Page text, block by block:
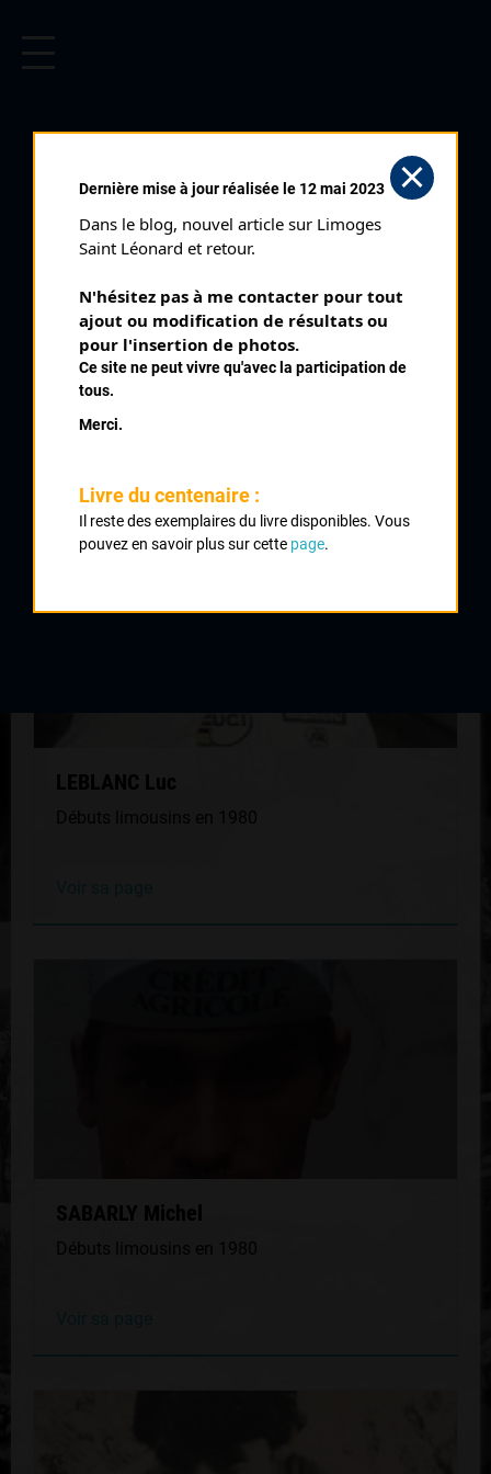
DELAGE (PRÉNOM INCONNU)
PALMARÈS
1980 , AC Creusoise
6 Jabreilles Les Bordes
QUELQUES COUREURS DE LA
MÊME GÉNÉRATION
LEBLANC Luc
Débuts limousins en 1980
SABARLY Michel
Débuts limousins en 1980
Dernière mise à jour réalisée le 12 mai 2023
Dans le blog, nouvel article sur Limoges
Saint Léonard et retour.
N'hésitez pas à me contacter pour tout
ajout ou modification de résultats ou
pour l'insertion de photos.
Ce site ne peut vivre qu'avec la participation de
tous.
Merci.
Livre du centenaire :
Il reste des exemplaires du livre disponibles. Vous
pouvez en savoir plus sur cette page.